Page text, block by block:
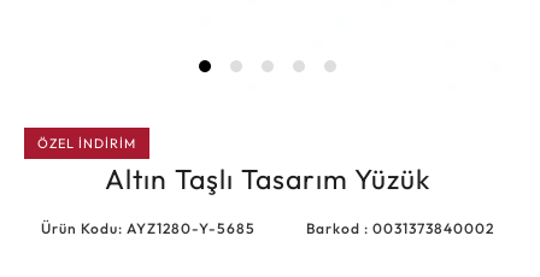
ÖZEL İNDİRİM
Altın Taşlı Tasarım Yüzük
Ürün Kodu: AYZ1280-Y-5685 Barkod : 0031373840002